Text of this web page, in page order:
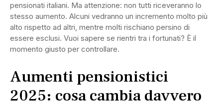
pensionati italiani. Ma attenzione: non tutti riceveranno lo
stesso aumento. Alcuni vedranno un incremento molto più
alto rispetto ad altri, mentre molti rischiano persino di
essere esclusi. Vuoi sapere se rientri tra i fortunati? È il
momento giusto per controllare.
Aumenti pensionistici
2025: cosa cambia davvero